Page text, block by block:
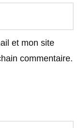
et mon site
commentaire.